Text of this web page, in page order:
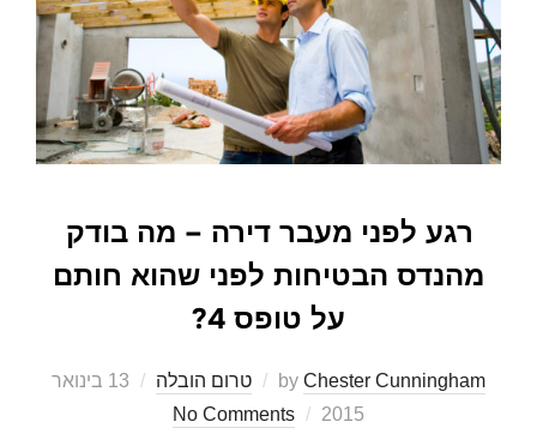
רגע לפני מעבר דירה – מה בודק
מהנדס הבטיחות לפני שהוא חותם
על טופס 4?
by Chester Cunningham טרום הובלה
Posted
13 בינואר
2015
No Comments